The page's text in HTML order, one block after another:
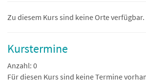
Zu diesem Kurs sind keine Orte verfügbar.
Kurstermine
Anzahl: 0
Für diesen Kurs sind keine Termine